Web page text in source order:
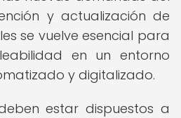
y actualización de
se vuelve esencial para
en un entorno
y digitalizado.
estar dispuestos a